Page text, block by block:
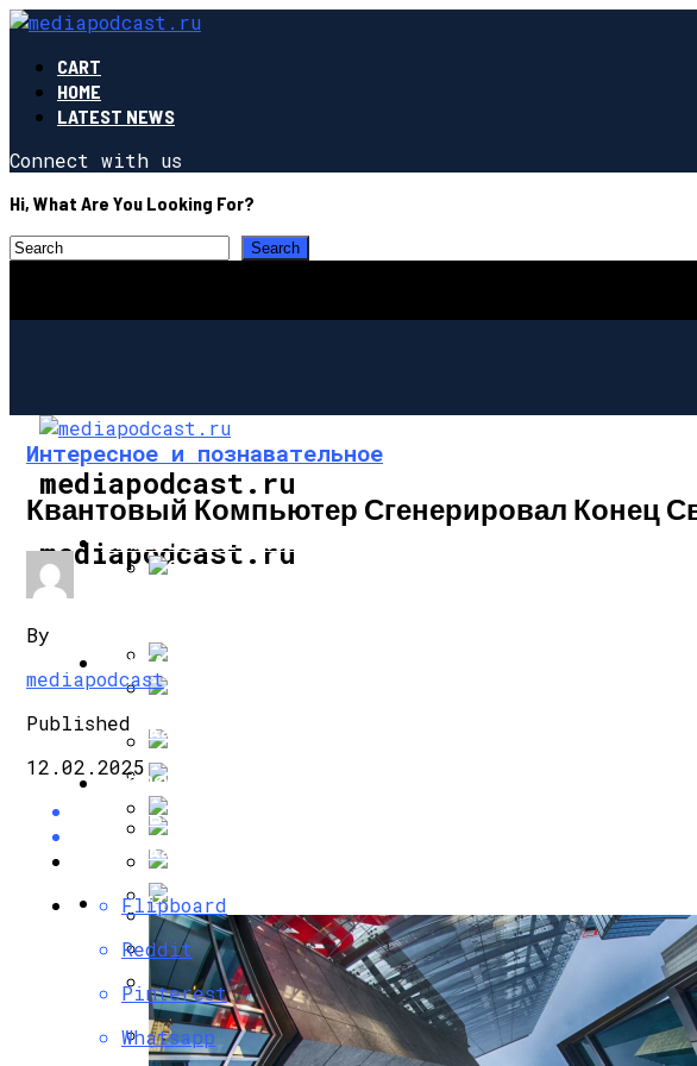
CART
HOME
LATEST NEWS
Connect with us
Hi, What Are You Looking For?
mediapodcast.ru
mediapodcast.ru
ИНТЕРЕСНОЕ И ПОЗНАВАТЕЛЬНОЕ
Грета Гервиг Стала «Женщиной Года» По Версии Журнала
Американскую Блоггершу Осудили За Издевательство
Президент Аргентины Понадеялся На Встречу С Месси
Предложена Генная Терапия На Основе Мусорной ДНК
НАУКА И ТЕХНОЛОГИИ
Как Маск Использует Забытые Разработки СССР В Своих
В Космосе Нашли Остатки Уничтоженных Планет
Когда Коридор Затмений В 2024 Году: Что Привнесет В
Ученые Раскрыли Тайну Появления Карельской Березы:
ЗДОРОВЬЕ И КРАСОТА
Как Поддержать Иммунитет Во Время Пика Вирусных
Гимнастика Доктора Шишонина Против Высокого
Магнитные Бури: Прогноз На Неделю С 25 По 31 Марта
АРХИТЕКТУРА И ДИЗАЙН
Интересное и познавательное
Квантовый Компьютер Сгенерировал Конец
By
mediapodcast
Published
12.02.2025
Flipboard
Reddit
Pinterest
Whatsapp